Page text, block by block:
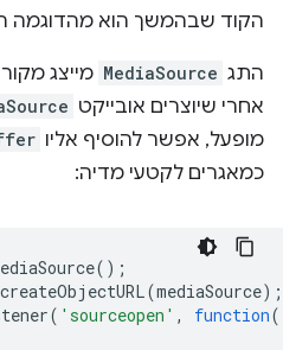
הקוד שבהמשך הוא מהדוגמה
התג MediaSource מייצג
אחרי שיוצרים אובייקט
מופעל, אפשר להוסיף אליו
כמאגרים לקטעי מדיה:
();
createObjectURL(mediaSource);
( 'sourceopen' , function